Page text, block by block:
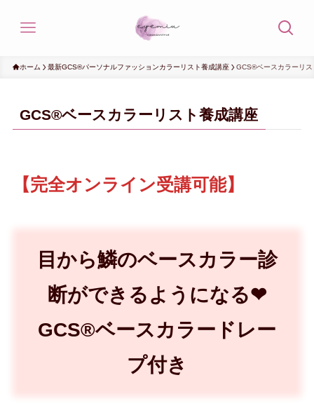
ホーム 最新GCS®パーソナルファッションカラーリスト養成講座 GCS®ベースカラーリス
GCS®ベースカラーリスト養成講座
【完全オンライン受講可能】
目から鱗のベースカラー診
断ができるようになる❤
GCS®ベースカラードレー
プ付き